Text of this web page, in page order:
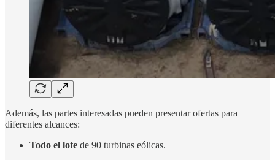
Además, las partes interesadas pueden presentar ofertas para
diferentes alcances:
Todo el lote de 90 turbinas eólicas.